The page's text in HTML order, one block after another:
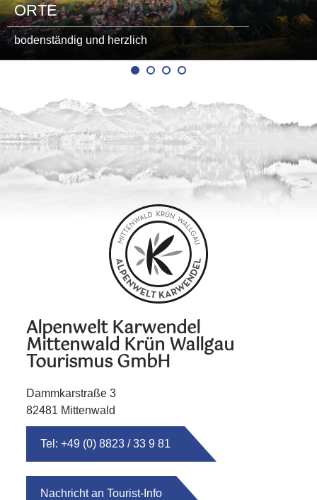
ORTE
bodenständig und herzlich
Alpenwelt Karwendel
Mittenwald Krün Wallgau
Tourismus GmbH
Dammkarstraße 3
82481 Mittenwald
Tel: +49 (0) 8823 / 33 9 81
Nachricht an Tourist-Info